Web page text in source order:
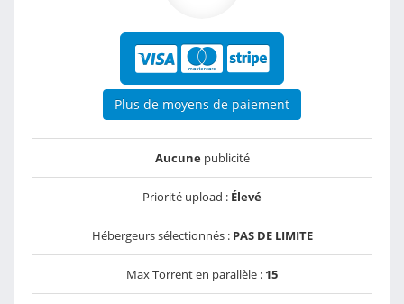
Plus de moyens de paiement
Aucunepublicité
Priorité upload : Élevé
Hébergeurs sélectionnés : PAS DE LIMITE
Max Torrent en parallèle : 15